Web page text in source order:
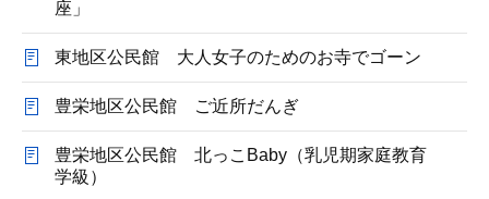
座」
東地区公民館 大人女子のためのお寺でゴーン
豊栄地区公民館 ご近所だんぎ
豊栄地区公民館 北っこBaby（乳児期家庭教育
学級）